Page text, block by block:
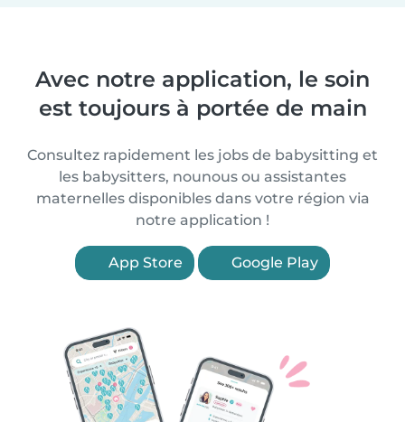
Avec notre application, le soin
est toujours à portée de main
Consultez rapidement les jobs de babysitting et
les babysitters, nounous ou assistantes
maternelles disponibles dans votre région via
notre application !
App Store Google Play